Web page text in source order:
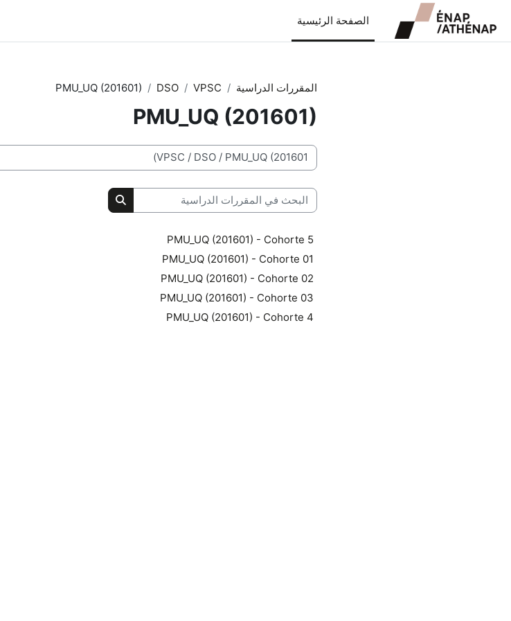
تخطى إلى المحتوى الرئيسي
الصفحة الرئيسية
المقررات الدراسية VPSC
DSO
PMU_UQ (201601)
PMU_UQ (201601)
تصنيفات المقررات
البحث في المقررات الدراسية
البحث في المقررات الدراسية
PMU_UQ (201601) - Cohorte 5
PMU_UQ (201601) - Cohorte 01
PMU_UQ (201601) - Cohorte 02
PMU_UQ (201601) - Cohorte 03
PMU_UQ (201601) - Cohorte 4